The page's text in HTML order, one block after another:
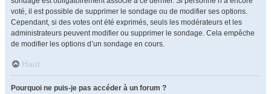
voté, il est possible de supprimer le sondage ou de modifier ses options.
Cependant, si des votes ont été exprimés, seuls les modérateurs et les
administrateurs peuvent modifier ou supprimer le sondage. Cela empêche
de modifier les options d’un sondage en cours.
Haut
Pourquoi ne puis-je pas accéder à un forum ?